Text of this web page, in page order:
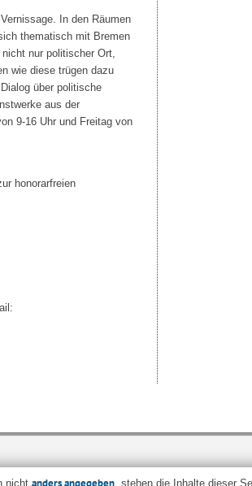
In den Räumen
thematisch mit Bremen
nur politischer Ort,
wie diese trügen dazu
über politische
aus der
9-16 Uhr und Freitag von
honorarfreien
nicht , stehen die Inhalte dieser